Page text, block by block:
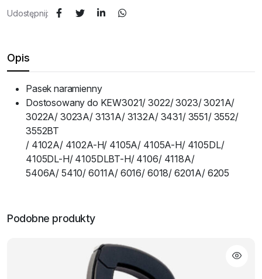
Udostępnij:
Opis
Pasek naramienny
Dostosowany do KEW3021/ 3022/ 3023/ 3021A/
3022A/ 3023A/ 3131A/ 3132A/ 3431/ 3551/ 3552/
3552BT
/ 4102A/ 4102A-H/ 4105A/ 4105A-H/ 4105DL/
4105DL-H/ 4105DLBT-H/ 4106/ 4118A/
5406A/ 5410/ 6011A/ 6016/ 6018/ 6201A/ 6205
Podobne produkty